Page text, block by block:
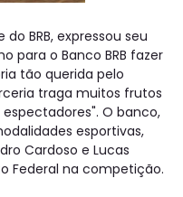
BRB, expressou seu
para o Banco BRB fazer
tão querida pelo
traga muitos frutos
O banco,
esportivas,
Cardoso e Lucas
Federal na competição.